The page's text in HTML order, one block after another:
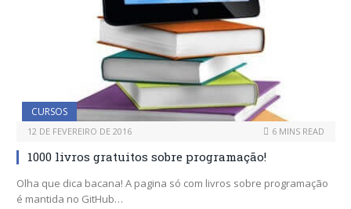
CURSOS
12 DE FEVEREIRO DE 2016 6 MINS READ
1000 livros gratuitos sobre programação!
Olha que dica bacana! A pagina só com livros sobre programação
é mantida no GitHub…